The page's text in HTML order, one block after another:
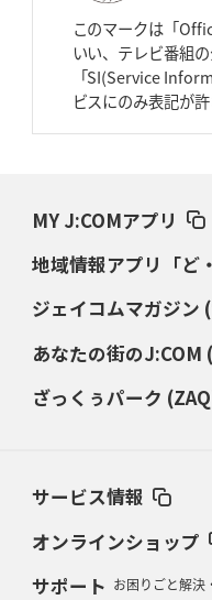
2026年3月26日(木)更新
AZ-COM丸和、リーグワンへ
ダイナボアーズ、“逆輸入SO”
2026年3月5日(木)更新
2026年2月19日(木)更新
37年女子W杯招致への課題と期
2026年2月12日(木)更新
このマークは「
いい、テレビ番組
「SI(Service
ビスにのみ表記が
MY J:COMアプリ
地域情報アプリ「ど
ジェイコムマガジン
あなたの街のJ:COM
ざっくぅパーク
サービス情報
オンラインショップ
サポート お困りごと解決